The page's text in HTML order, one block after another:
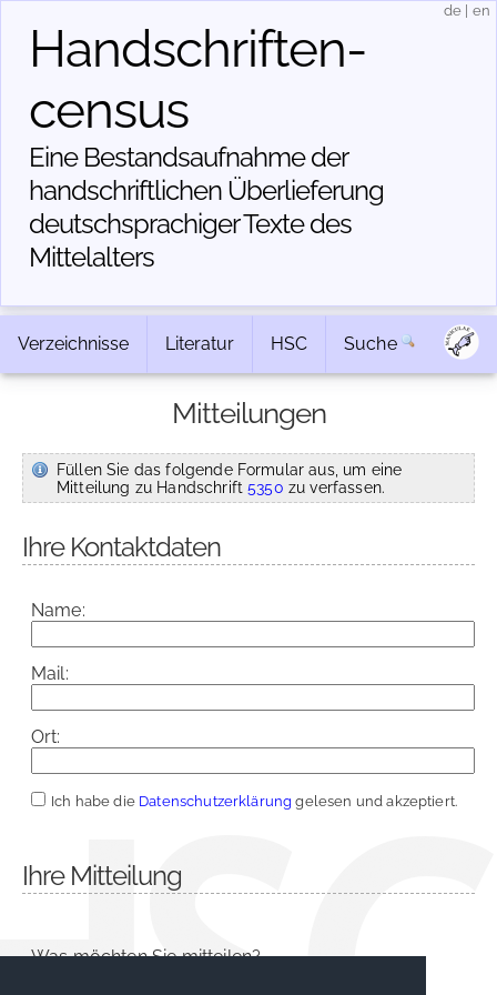
Handschriften­
census
Eine Bestandsaufnahme der
handschriftlichen Über­lieferung
deutschsprachiger Texte des
Mittelalters
de en
Verzeichnisse Literatur HSC Suche
Mitteilungen
Füllen Sie das folgende Formular aus, um eine
Mitteilung zu Handschrift5350 zu verfassen.
Ihre Kontaktdaten
Name:
Mail:
Ort:
Ich habe die Datenschutzerklärung gelesen und akzeptiert.
Ihre Mitteilung
Was möchten Sie mitteilen?